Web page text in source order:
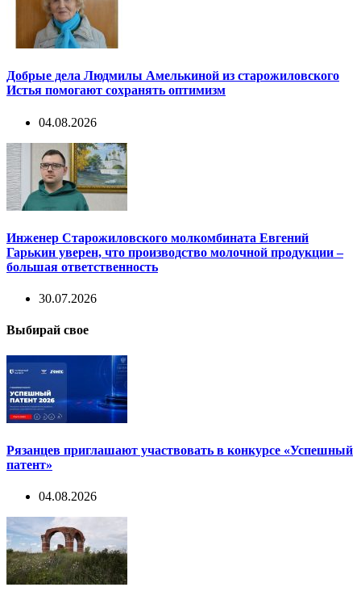
Добрые дела Людмилы Амелькиной из старожиловского
Истья помогают сохранять оптимизм
04.08.2026
Инженер Старожиловского молкомбината Евгений
Гарькин уверен, что производство молочной продукции –
большая ответственность
30.07.2026
Выбирай свое
Рязанцев приглашают участвовать в конкурсе «Успешный
патент»
04.08.2026